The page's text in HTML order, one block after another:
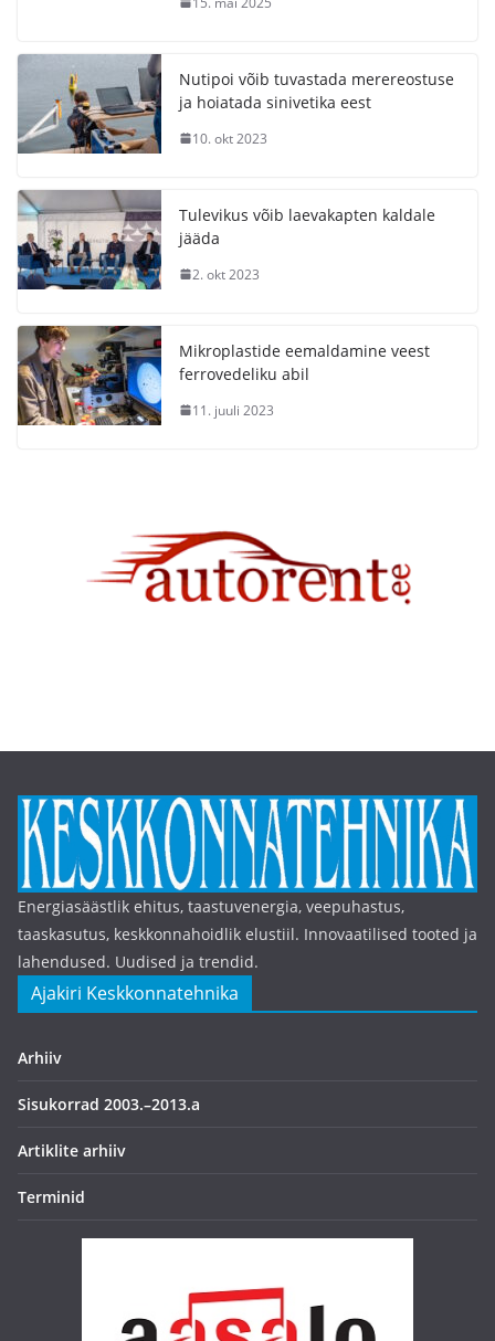
Nutipoi võib tuvastada merereostuse
ja hoiatada sinivetika eest
10. okt 2023
Tulevikus võib laevakapten kaldale
jääda
2. okt 2023
Mikroplastide eemaldamine veest
ferrovedeliku abil
11. juuli 2023
Energiasäästlik ehitus, taastuvenergia, veepuhastus,
taaskasutus, keskkonnahoidlik elustiil. Innovaatilised tooted ja
lahendused. Uudised ja trendid.
Ajakiri Keskkonnatehnika
Arhiiv
Sisukorrad 2003.–2013.a
Artiklite arhiiv
Terminid